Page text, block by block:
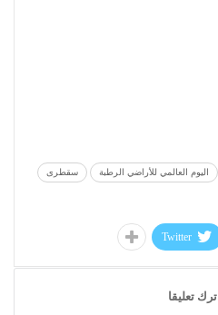
اليوم العالمي للأراضي الرطبة سقطرى
Twitter
اترك تعليقا